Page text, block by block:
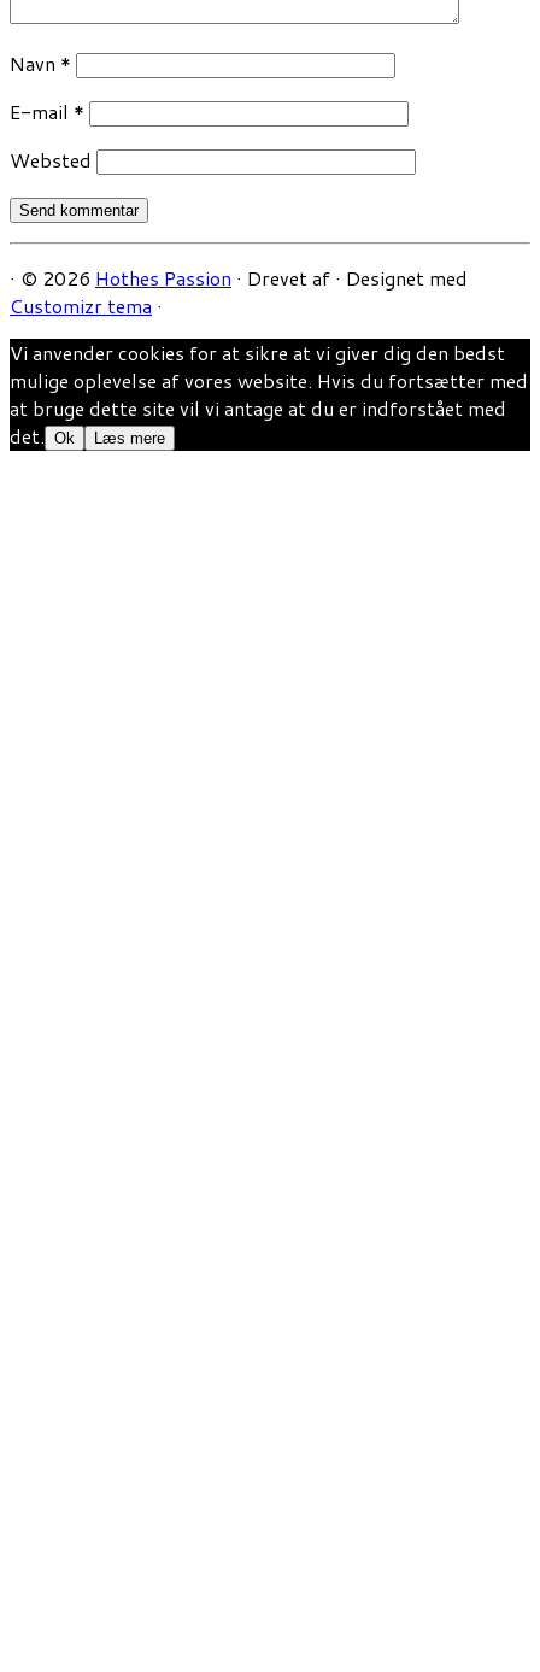
Navn *
E-mail *
Websted
· © 2026 Hothes Passion · Drevet af · Designet med
Customizr tema ·
Vi anvender cookies for at sikre at vi giver dig den bedst
mulige oplevelse af vores website. Hvis du fortsætter med
at bruge dette site vil vi antage at du er indforstået med
det. Ok Læs mere